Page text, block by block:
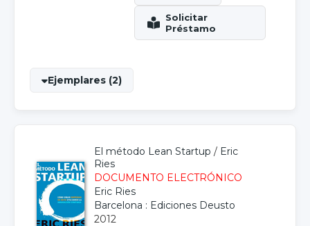
Ejemplares (2)
El método Lean Startup / Eric
Ries
DOCUMENTO ELECTRÓNICO
Eric Ries
Barcelona : Ediciones Deusto
2012